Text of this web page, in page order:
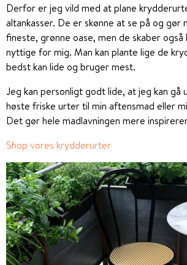
Derfor er jeg vild med at plane
altankasser. De er skønne at se på og gør
fineste, grønne oase, men de skaber
nyttige for mig. Man kan plante lige de
bedst kan lide og bruger mest.
Jeg kan personligt godt lide, at jeg kan gå
høste friske urter til min aftensmad eller
Det gør hele madlavningen mere
Shop vores krydderurter